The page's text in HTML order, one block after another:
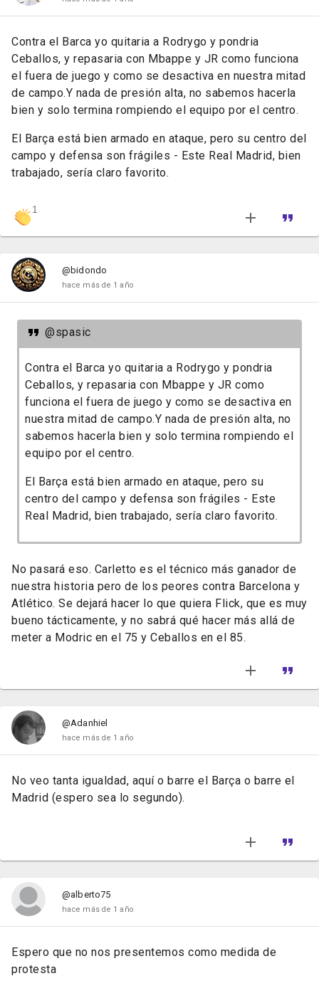
Contra el Barca yo quitaria a Rodrygo y pondria
Ceballos, y repasaria con Mbappe y JR como funciona
el fuera de juego y como se desactiva en nuestra mitad
de campo.Y nada de presión alta, no sabemos hacerla
bien y solo termina rompiendo el equipo por el centro.
El Barça está bien armado en ataque, pero su centro del
campo y defensa son frágiles - Este Real Madrid, bien
trabajado, sería claro favorito.
1
@bidondo
hace más de 1 año
@spasic
Contra el Barca yo quitaria a Rodrygo y pondria
Ceballos, y repasaria con Mbappe y JR como
funciona el fuera de juego y como se desactiva en
nuestra mitad de campo.Y nada de presión alta, no
sabemos hacerla bien y solo termina rompiendo el
equipo por el centro.
El Barça está bien armado en ataque, pero su
centro del campo y defensa son frágiles - Este
Real Madrid, bien trabajado, sería claro favorito.
No pasará eso. Carletto es el técnico más ganador de
nuestra historia pero de los peores contra Barcelona y
Atlético. Se dejará hacer lo que quiera Flick, que es muy
bueno tácticamente, y no sabrá qué hacer más allá de
meter a Modric en el 75 y Ceballos en el 85.
@Adanhiel
hace más de 1 año
No veo tanta igualdad, aquí o barre el Barça o barre el
Madrid (espero sea lo segundo).
@alberto75
hace más de 1 año
Espero que no nos presentemos como medida de
protesta